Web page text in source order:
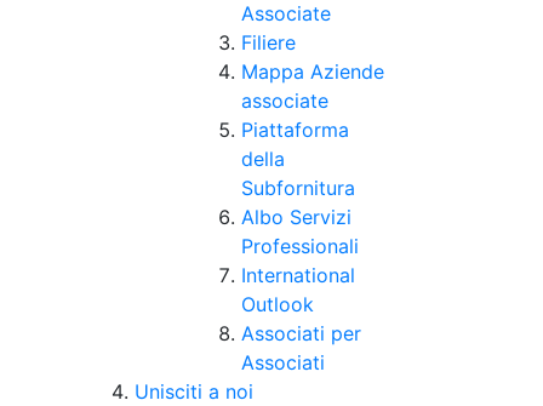
Associate
Filiere
Mappa Aziende
associate
Piattaforma
della
Subfornitura
Albo Servizi
Professionali
International
Outlook
Associati per
Associati
Unisciti a noi